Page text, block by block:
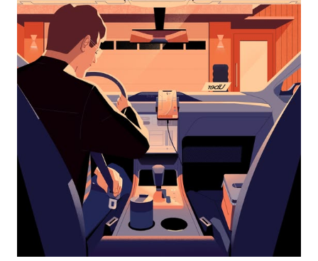
выбрать
дату.
Чтобы
закрыть
календарь,
нажмите
Esc.